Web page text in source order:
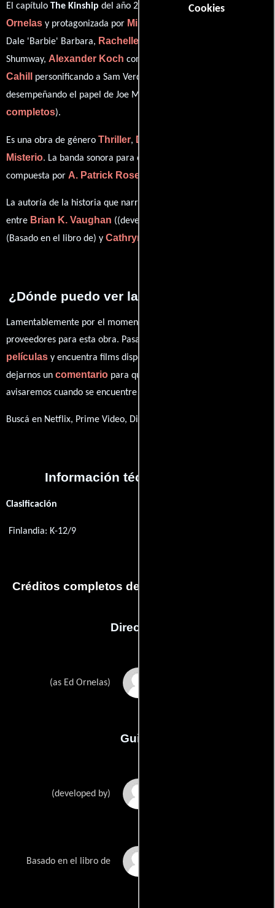
Cookies
El capítulo The Kinship del año 2015, está dirigido por
Ornelas y protagonizada por Mike Vogel
Dale 'Barbie' Barbara, Rachelle Lefevre
Shumway, Alexander Koch como James 'Junior' Rennie,
Cahill
personificando a Sam Verdreaux y
desempeñando el papel de Joe McAlister (
completos).
Es una obra de género Thriller, Drama
Misterio. La banda sonora para esta producción ha sido
compuesta por A. Patrick Rose
La autoría de la historia que narra esta obra está compartida
entre Brian K. Vaughan ((developed by)),
(Basado en el libro de) y Cathryn Humphris
¿Dónde puedo ver la series The Kinship?
Lamentablemente por el momento no contamos con enlaces a
proveedores para esta obra. Pasa por nuestro catálogo de
películas y encuentra films disponibles. También puedes
dejarnos un comentario para que le demos prioridad y te
avisaremos cuando se encuentre disponible
Buscá en Netflix, Prime Video, Disney+
Información técnica y general
Clasificación
Finlandia: K-12/9
Créditos completos del capítulo The Kinship
Dirección
(as Ed Ornelas)
Guión
(developed by)
Basado en el libro de